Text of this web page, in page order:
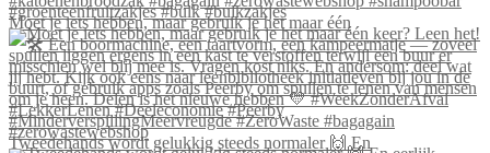
Moet je iets hebben, maar gebruik je het maar één
Tweedehands wordt gelukkig steeds normaler 🙌 En